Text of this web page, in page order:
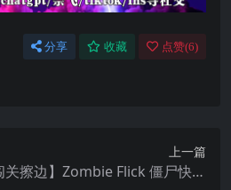
分享 收藏 点赞(6)
上一篇
边】Zombie Flick 僵尸快打